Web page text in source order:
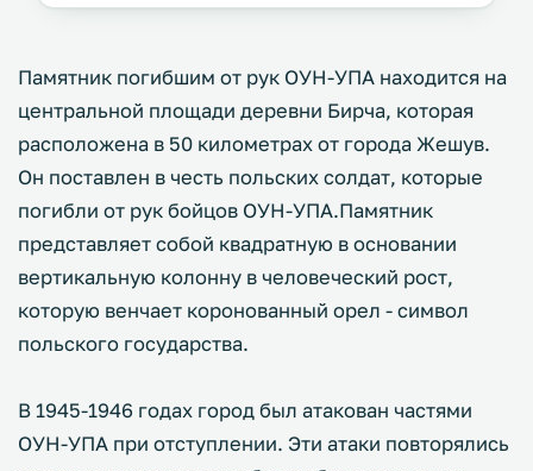
Памятник погибшим от рук ОУН-УПА находится на
центральной площади деревни Бирча, которая
расположена в 50 километрах от города Жешув.
Он поставлен в честь польских солдат, которые
погибли от рук бойцов ОУН-УПА.Памятник
представляет собой квадратную в основании
вертикальную колонну в человеческий рост,
которую венчает коронованный орел - символ
польского государства.
В 1945-1946 годах город был атакован частями
ОУН-УПА при отступлении. Эти атаки повторялись